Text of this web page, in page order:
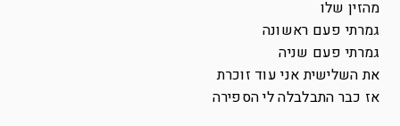
מהזין שלו
גמרתי פעם ראשונה
גמרתי פעם שניה
את השלישית אני עוד זוכרת
אז כבר התבלבלה לי הספירה